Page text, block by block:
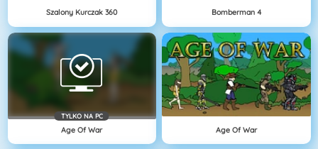
Szalony Kurczak 360 Bomberman 4
TYLKO NA PC
Age Of War Age Of War